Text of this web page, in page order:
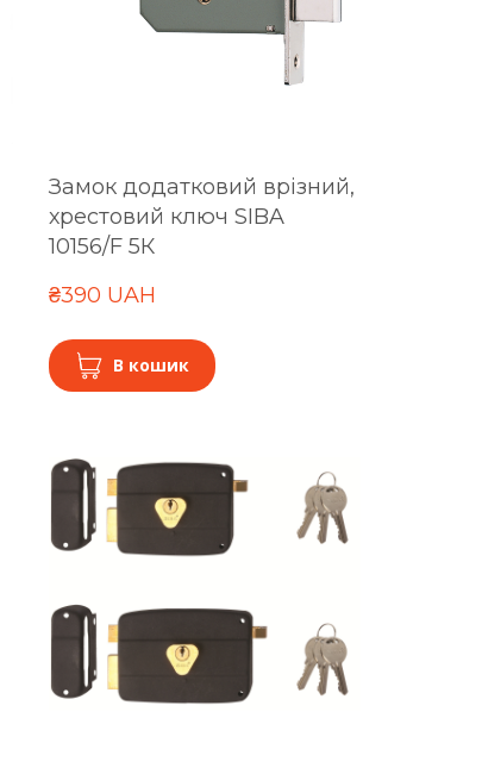
Замок додатковий врізний,
хрестовий ключ SIBA
10156/F 5К
₴390 UAH
В кошик